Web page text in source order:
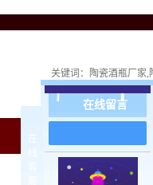
关键词： 陶瓷酒瓶厂家
在
在线留言